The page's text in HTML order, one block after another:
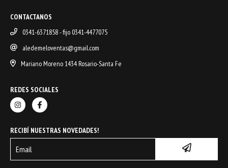
CONTACTANOS
0341-6371858 - fijo 0341-4477075
aledemeloventas@gmail.com
Mariano Moreno 1434 Rosario-Santa Fe
REDES SOCIALES
RECIBÍ NUESTRAS NOVEDADES!